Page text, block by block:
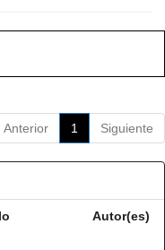
Anterior 1 Siguiente
Autor(es)